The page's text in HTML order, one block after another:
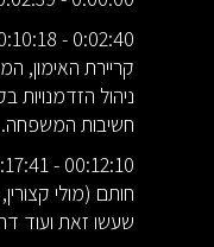
קריירת האימון,
ניהול הזדמנויות
חשיבות המשפחה.
חותם (מולי
שעשו זאת ועוד